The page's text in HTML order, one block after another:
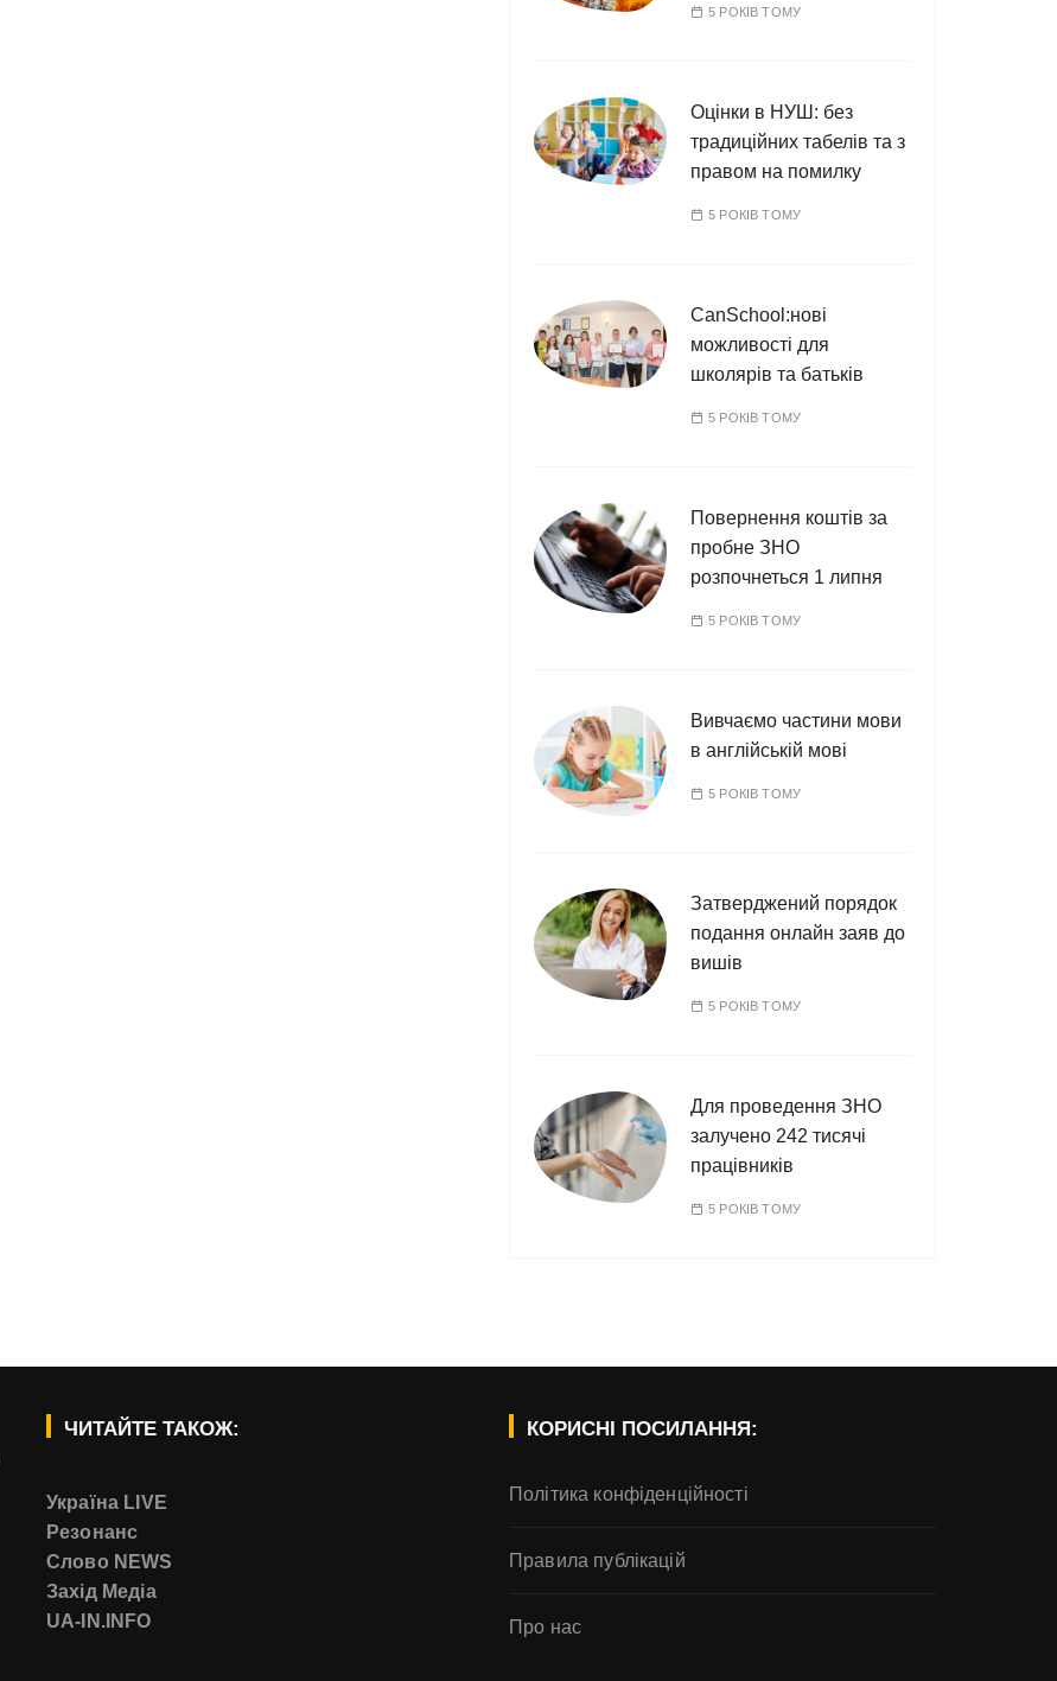
5 РОКІВ ТОМУ
Оцінки в НУШ: без
традиційних табелів та з
правом на помилку
5 РОКІВ ТОМУ
CanSchool:нові
можливості для
школярів та батьків
5 РОКІВ ТОМУ
Повернення коштів за
пробне ЗНО
розпочнеться 1 липня
5 РОКІВ ТОМУ
Вивчаємо частини мови
в англійській мові
5 РОКІВ ТОМУ
Затверджений порядок
подання онлайн заяв до
вишів
5 РОКІВ ТОМУ
Для проведення ЗНО
залучено 242 тисячі
працівників
5 РОКІВ ТОМУ
ЧИТАЙТЕ ТАКОЖ:
Україна LIVE
Резонанс
Слово NEWS
Захід Медіа
UA-IN.INFO
КОРИСНІ ПОСИЛАННЯ:
Політика конфіденційності
Правила публікацій
Про нас